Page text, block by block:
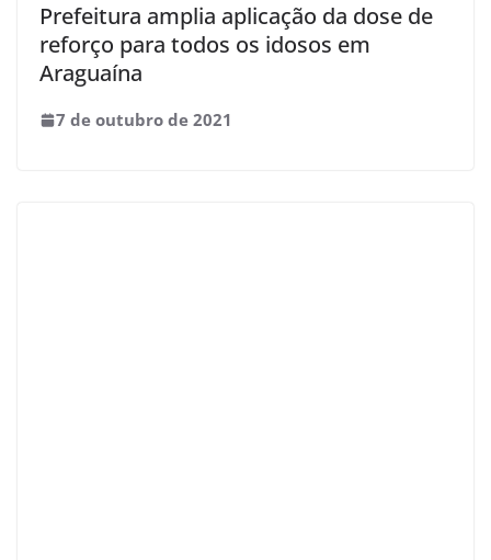
Prefeitura amplia aplicação da dose de
reforço para todos os idosos em
Araguaína
7 de outubro de 2021